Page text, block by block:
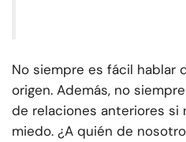
No siempre es fácil hablar
origen. Además, no
de relaciones anteriores
miedo. ¿A quién de